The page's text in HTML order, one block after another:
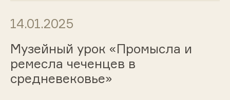
14.01.2025
Музейный урок «Промысла и
ремесла чеченцев в
средневековье»